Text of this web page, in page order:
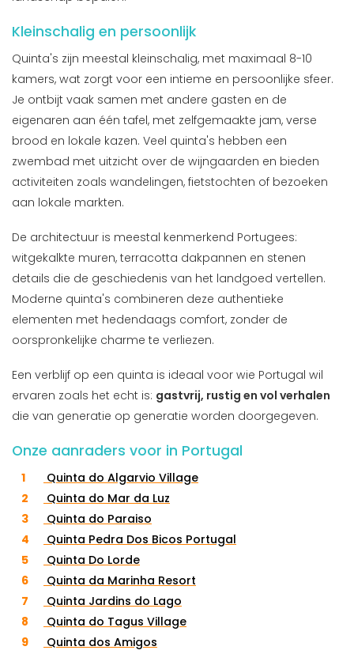
Kleinschalig en persoonlijk
Quinta's zijn meestal kleinschalig, met maximaal 8-10
kamers, wat zorgt voor een intieme en persoonlijke sfeer.
Je ontbijt vaak samen met andere gasten en de
eigenaren aan één tafel, met zelfgemaakte jam, verse
brood en lokale kazen. Veel quinta's hebben een
zwembad met uitzicht over de wijngaarden en bieden
activiteiten zoals wandelingen, fietstochten of bezoeken
aan lokale markten.
De architectuur is meestal kenmerkend Portugees:
witgekalkte muren, terracotta dakpannen en stenen
details die de geschiedenis van het landgoed vertellen.
Moderne quinta's combineren deze authentieke
elementen met hedendaags comfort, zonder de
oorspronkelijke charme te verliezen.
Een verblijf op een quinta is ideaal voor wie Portugal wil
ervaren zoals het echt is: gastvrij, rustig en vol verhalen
die van generatie op generatie worden doorgegeven.
Onze aanraders voor in Portugal
Quinta do Algarvio Village
Quinta do Mar da Luz
Quinta do Paraiso
Quinta Pedra Dos Bicos Portugal
Quinta Do Lorde
Quinta da Marinha Resort
Quinta Jardins do Lago
Quinta do Tagus Village
Quinta dos Amigos